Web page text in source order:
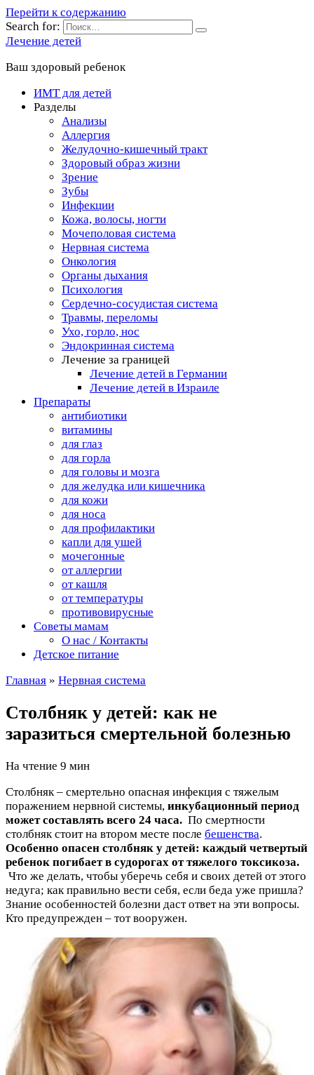
Перейти к содержанию
Search for:
Лечение детей
Ваш здоровый ребенок
ИМТ для детей
Разделы
Анализы
Аллергия
Желудочно-кишечный тракт
Здоровый образ жизни
Зрение
Зубы
Инфекции
Кожа, волосы, ногти
Мочеполовая система
Нервная система
Онкология
Органы дыхания
Психология
Сердечно-сосудистая система
Травмы, переломы
Ухо, горло, нос
Эндокринная система
Лечение за границей
Лечение детей в Германии
Лечение детей в Израиле
Препараты
антибиотики
витамины
для глаз
для горла
для головы и мозга
для желудка или кишечника
для кожи
для носа
для профилактики
капли для ушей
мочегонные
от аллергии
от кашля
от температуры
противовирусные
Советы мамам
О нас / Контакты
Детское питание
Главная » Нервная система
Столбняк у детей: как не
заразиться смертельной болезнью
На чтение 9 мин
Столбняк – смертельно опасная инфекция с тяжелым
поражением нервной системы, инкубационный период
может составлять всего 24 часа. По смертности
столбняк стоит на втором месте после бешенства.
Особенно опасен столбняк у детей: каждый четвертый
ребенок погибает в судорогах от тяжелого токсикоза.
Что же делать, чтобы уберечь себя и своих детей от этого
недуга; как правильно вести себя, если беда уже пришла?
Знание особенностей болезни даст ответ на эти вопросы.
Кто предупрежден – тот вооружен.